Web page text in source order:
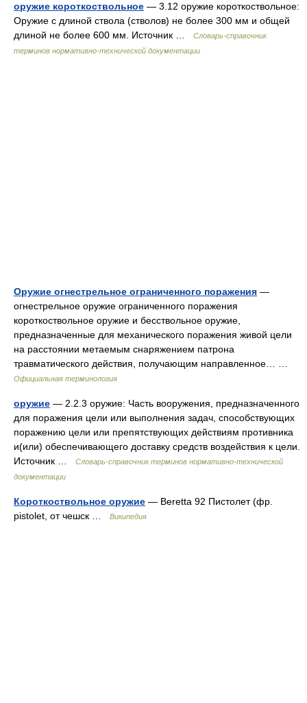
оружие короткоствольное — 3.12 оружие короткоствольное:
Оружие с длиной ствола (стволов) не более 300 мм и общей
длиной не более 600 мм. Источник …
Словарь-справочник
терминов нормативно-технической документации
Оружие огнестрельное ограниченного поражения —
огнестрельное оружие ограниченного поражения
короткоствольное оружие и бесствольное оружие,
предназначенные для механического поражения живой цели
на расстоянии метаемым снаряжением патрона
травматического действия, получающим направленное… …
Официальная терминология
оружие — 2.2.3 оружие: Часть вооружения, предназначенного
для поражения цели или выполнения задач, способствующих
поражению цели или препятствующих действиям противника
и(или) обеспечивающего доставку средств воздействия к цели.
Источник …
Словарь-справочник терминов нормативно-технической
документации
Короткоствольное оружие — Beretta 92 Пистолет (фр.
pistolet, от чешск …
Википедия